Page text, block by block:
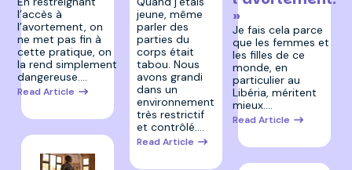
l’accès à
l’avortement, on
ne met pas fin à
cette pratique, on
la rend simplement
dangereuse.…
Read Article
jeune, même
parler des
parties du
corps était
tabou. Nous
avons grandi
dans un
environnement
très restrictif
et contrôlé.…
Read Article
»
Je fais cela parce
que les femmes et
les filles de ce
monde, en
particulier au
Libéria, méritent
mieux.…
Read Article